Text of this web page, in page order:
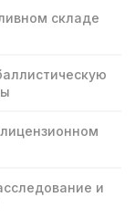
складе
и